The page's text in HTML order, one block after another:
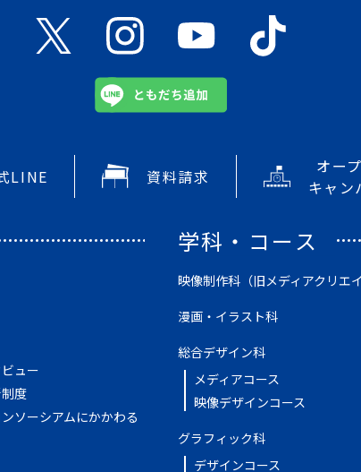
LINE 資料請求
オー
キャン
ュー
度
ソーシアムにかかわる
学科・コース
映像制作科（旧メディアクリエ
漫画・イラスト科
総合デザイン科
メディアコース
映像デザインコース
グラフィック科
デザインコース